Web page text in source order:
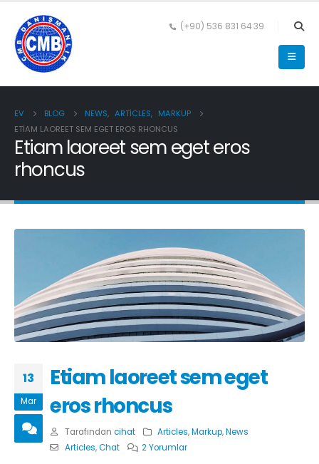
(+90) 536 831 64 39
EV BLOG NEWS, ARTICLES, MARKUP
ETIAM LAOREET SEM EGET EROS RHONCUS
Etiam laoreet sem eget eros
rhoncus
13
Mar
Etiam laoreet sem eget
eros rhoncus
Tarafından cihat Articles,Markup,News
Articles,Chat 2 Yorumlar